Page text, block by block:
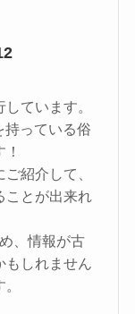
ています。
っている俗
紹介して、
ことが出来れ
、情報が古
もしれません